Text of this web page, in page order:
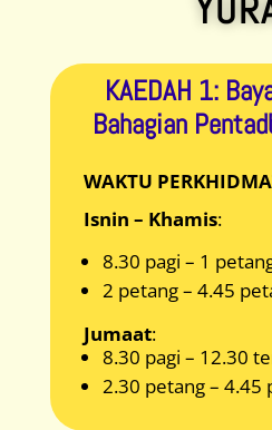
KAEDAH 1:
Bahagian
WAKTU
Isnin – Khamis:
8.30 pagi – 1
2 petang – 4.45
Jumaat:
8.30 pagi – 12.30
2.30 petang – 4.45